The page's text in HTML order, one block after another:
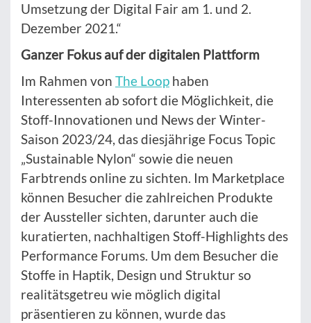
Umsetzung der Digital Fair am 1. und 2.
Dezember 2021.“
Ganzer Fokus auf der digitalen Plattform
Im Rahmen von The Loop haben
Interessenten ab sofort die Möglichkeit, die
Stoff-Innovationen und News der Winter-
Saison 2023/24, das diesjährige Focus Topic
„Sustainable Nylon“ sowie die neuen
Farbtrends online zu sichten. Im Marketplace
können Besucher die zahlreichen Produkte
der Aussteller sichten, darunter auch die
kuratierten, nachhaltigen Stoff-Highlights des
Performance Forums. Um dem Besucher die
Stoffe in Haptik, Design und Struktur so
realitätsgetreu wie möglich digital
präsentieren zu können, wurde das